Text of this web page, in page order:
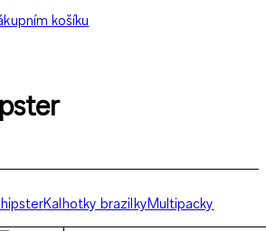
košíku
Kalhotky brazilkyMultipacky